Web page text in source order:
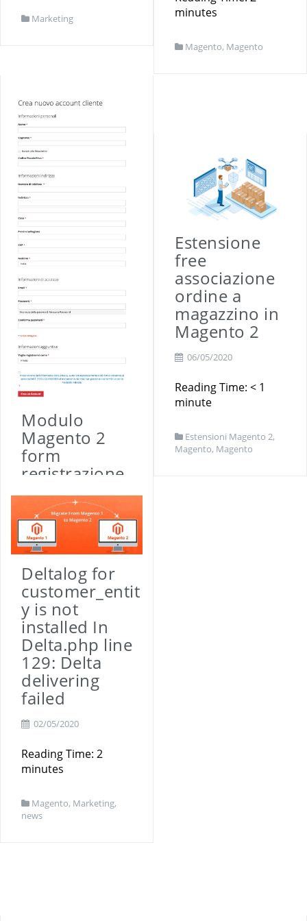
Marketing
minutes
Magento, Magento
Modulo
Magento 2
form
registrazione
clienti
06/05/2020
Reading Time: < 1
Estensioni Magento 2 ,
Magento,Magento
Marketing
Estensione
free
associazione
ordine a
magazzino in
Magento 2
06/05/2020
Reading Time: < 1
minute
Estensioni Magento 2,
Magento, Magento
Deltalog for
customer_entit
y is not
installed In
Delta.php line
129: Delta
delivering
failed
02/05/2020
Reading Time: 2
minutes
Magento, Marketing,
news